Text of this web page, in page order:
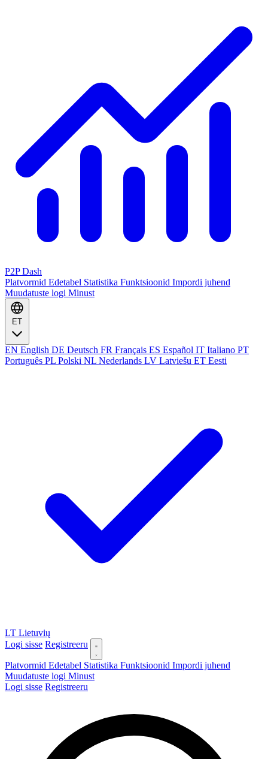
P2P Dash
Platvormid Edetabel Statistika Funktsioonid Impordi juhend
Muudatuste logi Minust
ET
EN English DE Deutsch FR Français ES Español IT Italiano PT
Português PL Polski NL Nederlands LV Latviešu ET Eesti
LT Lietuvių
Logi sisse Registreeru
Platvormid Edetabel Statistika Funktsioonid Impordi juhend
Muudatuste logi Minust
Logi sisse Registreeru